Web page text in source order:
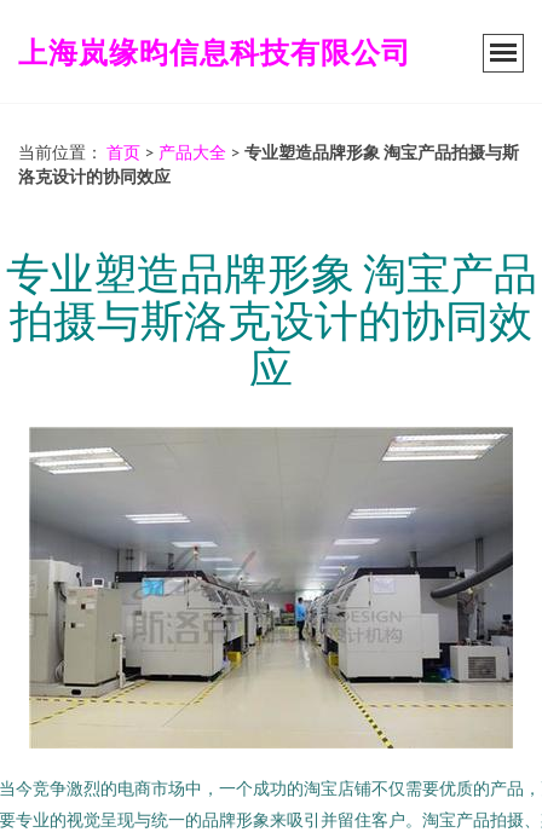
上海岚缘昀信息科技有限公司
当前位置： 首页 > 产品大全 > 专业塑造品牌形象 淘宝产品拍摄与斯
洛克设计的协同效应
专业塑造品牌形象 淘宝产品
拍摄与斯洛克设计的协同效
应
今竞争激烈的电商市场中，一个成功的淘宝店铺不仅需要优质的产品
专业的视觉呈现与统一的品牌形象来吸引并留住客户。淘宝产品拍摄